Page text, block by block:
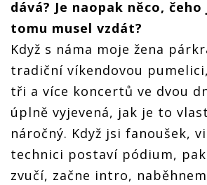
dává? Je naopak něco,
tomu musel vzdát?
Když s náma moje žena
tradiční víkendovou
tři a více koncertů ve dvou
úplně vyjevená, jak je to
náročný. Když jsi fanoušek,
technici postaví pódium,
zvučí, začne intro,